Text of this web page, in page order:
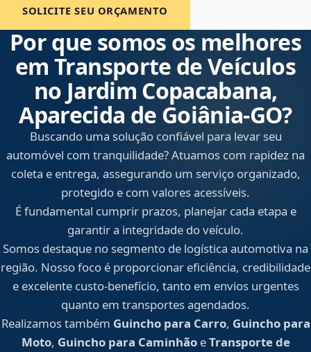
SOLICITE SEU ORÇAMENTO
Por que somos os melhores
em Transporte de Veículos
no Jardim Copacabana,
Aparecida de Goiânia‑GO?
Buscando uma solução confiável para levar seu
automóvel com tranquilidade? Atuamos com rapidez na
coleta e entrega, assegurando um serviço organizado,
protegido e com valores acessíveis.
É fundamental cumprir prazos, planejar cada etapa e
garantir a integridade do veículo.
Somos destaque no segmento de logística automotiva na
região. Nosso foco é proporcionar eficiência, credibilidade
e excelente custo-benefício, tanto em envios urgentes
quanto em transportes agendados.
Realizamos também Guincho para Carro, Guincho para
Moto, Guincho para CaminhãoeTransporte de